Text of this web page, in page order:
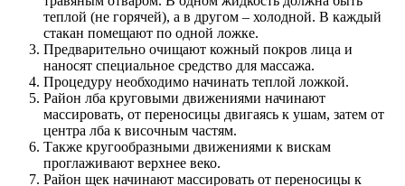
теплой (не горячей), а в другом – холодной. В каждый
стакан помещают по одной ложке.
Предварительно очищают кожный покров лица и
наносят специальное средство для массажа.
Процедуру необходимо начинать теплой ложкой.
Район лба круговыми движениями начинают
массировать, от переносицы двигаясь к ушам, затем от
центра лба к височным частям.
Также кругообразными движениями к вискам
проглаживают верхнее веко.
Район щек начинают массировать от переносицы к